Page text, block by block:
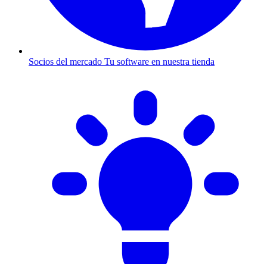
Socios del mercado Tu software en nuestra tienda